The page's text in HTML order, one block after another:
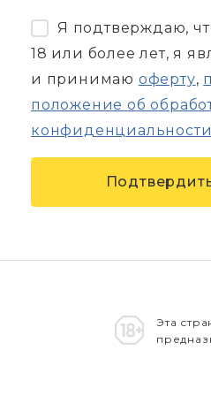
Я подтверждаю,
18 или более лет, я
и принимаю оферту,
положение об
конфиденциальности
Эта